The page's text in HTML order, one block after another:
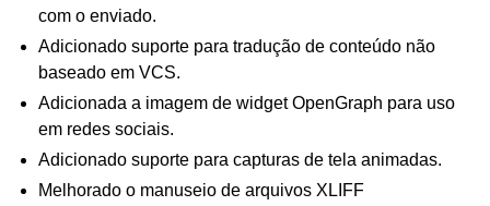
com o enviado.
Adicionado suporte para tradução de conteúdo não
baseado em VCS.
Adicionada a imagem de widget OpenGraph para uso
em redes sociais.
Adicionado suporte para capturas de tela animadas.
Melhorado o manuseio de arquivos XLIFF